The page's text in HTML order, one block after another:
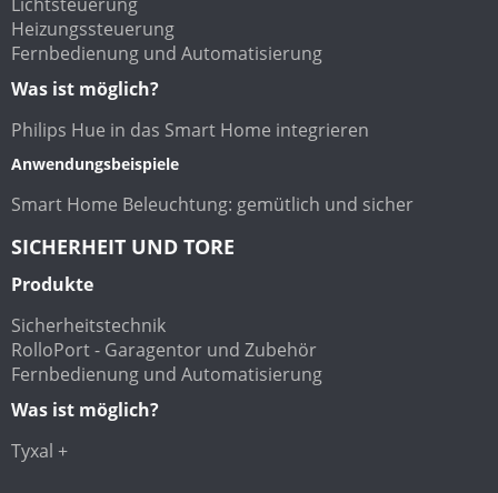
Heizungssteuerung
Fernbedienung und Automatisierung
Was ist möglich?
Philips Hue in das Smart Home integrieren
Anwendungsbeispiele
Smart Home Beleuchtung: gemütlich und sicher
SICHERHEIT UND TORE
Produkte
Sicherheitstechnik
RolloPort - Garagentor und Zubehör
Fernbedienung und Automatisierung
Was ist möglich?
Tyxal +